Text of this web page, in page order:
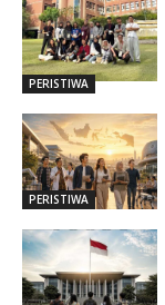
PERISTIWA
PERISTIWA